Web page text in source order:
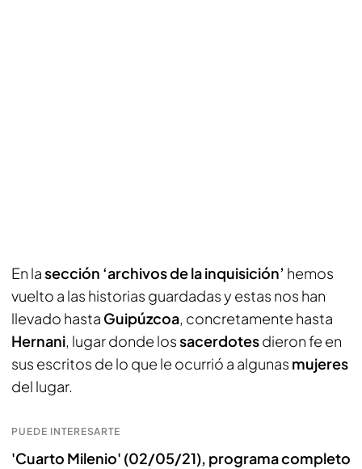
En lasección ‘archivos de la inquisición’ hemos
vuelto a las historias guardadas y estas nos han
llevado hasta Guipúzcoa, concretamente hasta
Hernani, lugar donde lossacerdotesdieron fe en
sus escritos de lo que le ocurrió a algunas mujeres
del lugar.
PUEDE INTERESARTE
'Cuarto Milenio' (02/05/21), programa completo